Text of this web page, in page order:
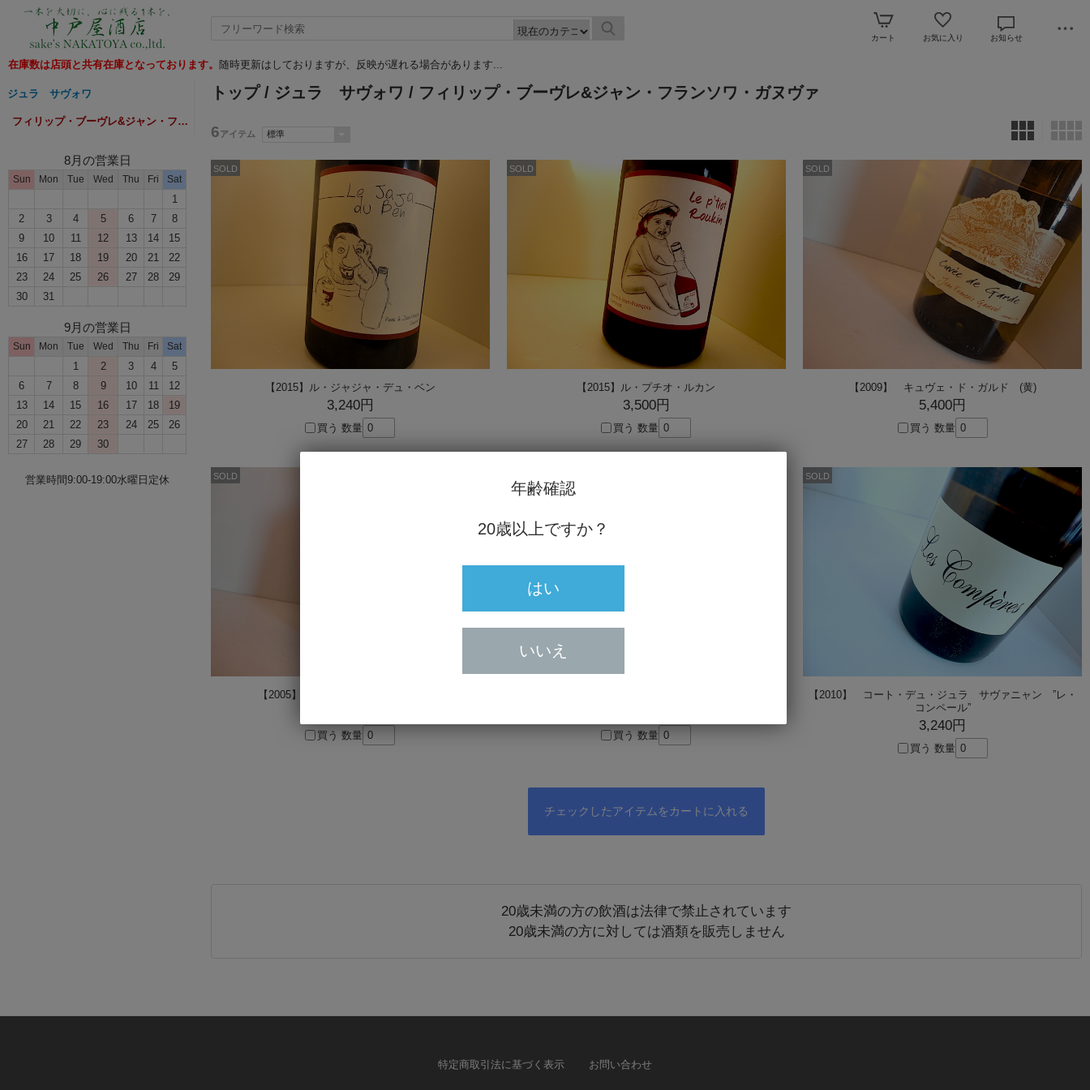
カート お気に入り お知らせ
在庫数は店頭と共有在庫となっております。 随時更新はしておりますが、反映が遅れる場合があります...
ジュラ サヴォワ
フィリップ・ブーヴレ&ジャン・フランソワ・ガヌヴァ
8月の営業日
Sun Mon Tue Wed Thu Fri Sat
1
2
3 4 5 6 7
8
9
10 11 12 13 14
15
16
17 18 19 20 21
22
23
24 25 26 27 28
29
30
31
9月の営業日
Sun Mon Tue Wed Thu Fri Sat
1 2 3 4
5
6
7 8 9 10 11
12
13
14 15 16 17 18
19
20
21 22 23 24 25
26
27
28 29 30
営業時間9:00-19:00水曜日定休
トップ/ ジュラ サヴォワ / フィリップ・ブーヴレ&ジャン・フランソワ・ガヌヴァ
6アイテム
SOLD
【2015】ル・ジャジャ・デュ・ベン
3,240円
買う 数量
SOLD
【2015】ル・プチオ・ルカン
3,500円
買う 数量
SOLD
【2009】 キュヴェ・ド・ガルド (黄)
5,400円
買う 数量
SOLD
【2005】 ヴァン・ジョーヌ (620ml)
買う 数量 買う 数量
SOLD
【2010】 コート・デュ・ジュラ サヴァニャン ”レ・
コンペール”
3,240円
買う 数量
20歳未満の方の飲酒は法律で禁止されています
20歳未満の方に対しては酒類を販売しません
特定商取引法に基づく表示 お問い合わせ
年齢確認
20歳以上ですか？
はい
いいえ